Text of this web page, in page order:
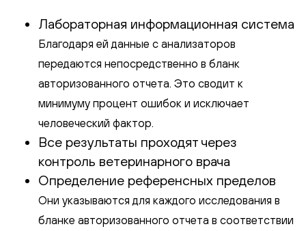
Лабораторная информационная система
Благодаря ей данные с анализаторов
передаются непосредственно в бланк
авторизованного отчета. Это сводит к
минимуму процент ошибок и исключает
человеческий фактор.
Все результаты проходят через
контроль ветеринарного врача
Определение референсных пределов
Они указываются для каждого исследования в
бланке авторизованного отчета в соответствии